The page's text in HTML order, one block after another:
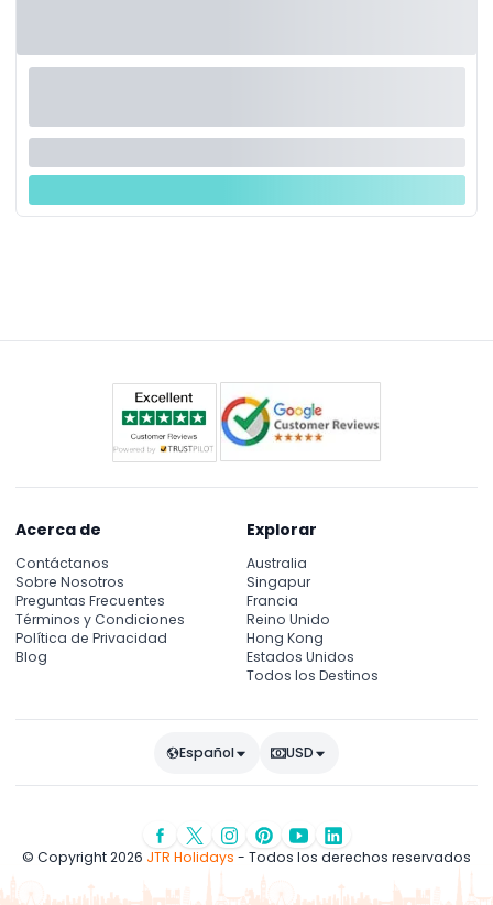
Acerca de
Contáctanos
Sobre Nosotros
Preguntas Frecuentes
Términos y Condiciones
Política de Privacidad
Blog
Explorar
Australia
Singapur
Francia
Reino Unido
Hong Kong
Estados Unidos
Todos los Destinos
Español USD
© Copyright 2026 JTR Holidays - Todos los derechos reservados